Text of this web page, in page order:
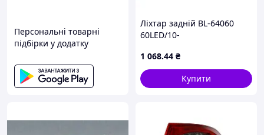
Персональні товарні
підбірки у додатку
Ліхтар задній BL-64060
60LED/10-
1 068.44 ₴
Купити